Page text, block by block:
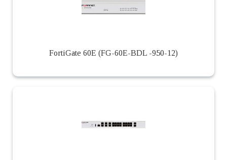
FortiGate 60E (FG-60E-BDL -950-12)